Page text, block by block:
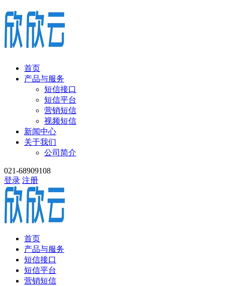
首页
产品与服务
短信接口
短信平台
营销短信
视频短信
新闻中心
关于我们
公司简介
021-68909108
登录 注册
首页
产品与服务
短信接口
短信平台
营销短信